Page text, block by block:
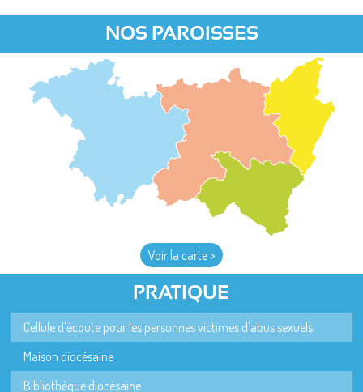
NOS PAROISSES
Voir la carte >
PRATIQUE
Cellule d'écoute pour les personnes victimes d'abus sexuels
Maison diocésaine
Bibliothèque diocésaine